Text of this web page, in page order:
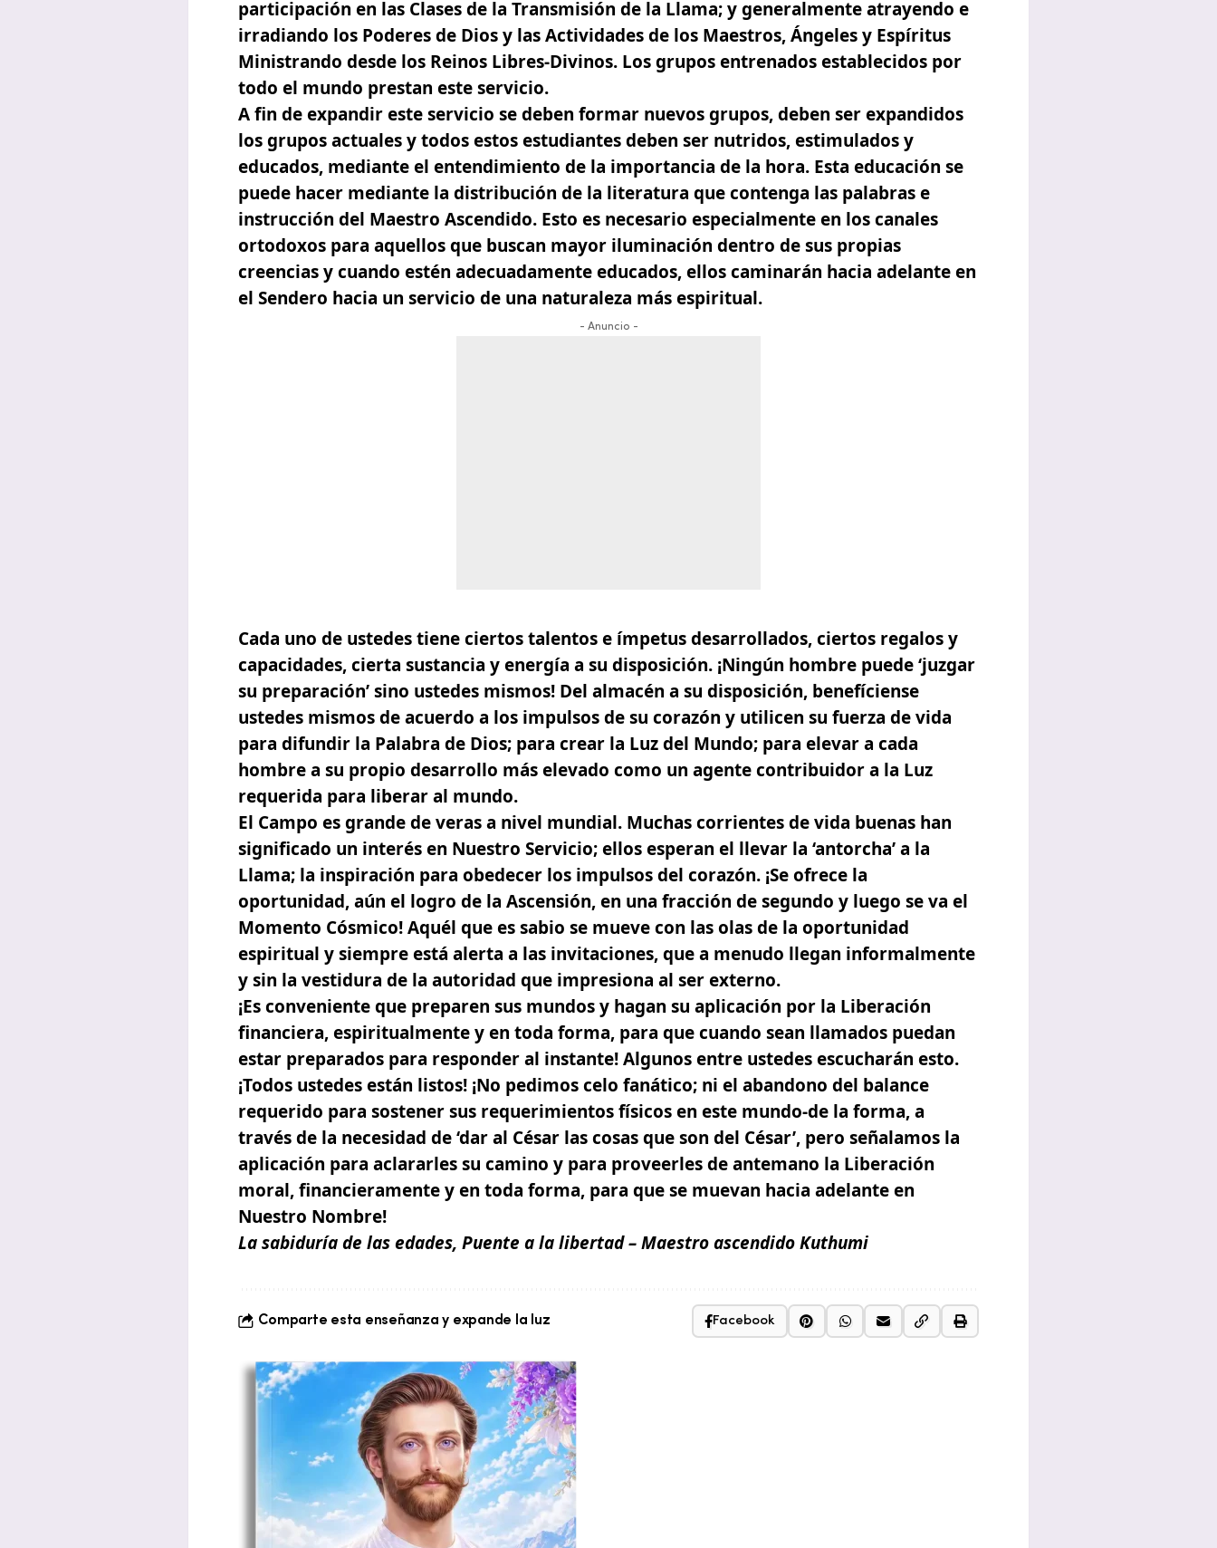
participación en las Clases de la Transmisión de la Llama;y generalmente atrayendo e
irradiando los Poderes de Dios y las Actividades de los Maestros, Ángeles y Espíritus
Ministrando desde los Reinos Libres-Divinos. Los grupos entrenados establecidos por
todo el mundo prestan este servicio.
A fin de expandir este servicio se deben formar nuevos grupos, deben ser expandidos
los grupos actuales y todos estos estudiantes deben ser nutridos, estimulados y
educados, mediante el entendimiento de la importancia de la hora.Esta educación se
puede hacer mediante la distribución de la literatura que contenga las palabras e
instrucción del Maestro Ascendido.Esto es necesario especialmente en los canales
ortodoxos para aquellos que buscan mayor iluminación dentro de sus propias
creencias y cuando estén adecuadamente educados, ellos caminarán hacia adelante en
el Sendero hacia un servicio de una naturaleza más espiritual.
- Anuncio -
Cada uno de ustedes tiene ciertos talentos e ímpetus desarrollados, ciertos regalos y
capacidades, cierta sustancia y energía a su disposición. ¡Ningún hombre puede ‘juzgar
su preparación’ sino ustedes mismos!Del almacén a su disposición, benefíciense
ustedes mismos de acuerdo a los impulsos de su corazón y utilicen su fuerza de vida
para difundir la Palabra de Dios; para crear la Luz del Mundo; para elevar a cada
hombre a su propio desarrollo más elevado como un agente contribuidor a la Luz
requerida para liberar al mundo.
El Campo es grande de veras a nivel mundial. Muchas corrientes de vida buenas han
significado un interés en Nuestro Servicio; ellos esperan el llevar la ‘antorcha’ a la
Llama; la inspiración para obedecer los impulsos del corazón. ¡Se ofrece la
oportunidad, aún el logro de la Ascensión, en una fracción de segundo y luego se va el
Momento Cósmico! Aquél que es sabio se mueve con las olas de la oportunidad
espiritual y siempre está alerta a las invitaciones, que a menudo llegan informalmente
y sin la vestidura de la autoridad que impresiona al ser externo.
¡Es conveniente que preparen sus mundos y hagan su aplicación por la Liberación
financiera, espiritualmente y en toda forma, para que cuando sean llamados puedan
estar preparados para responder al instante! Algunos entre ustedes escucharán esto.
¡Todos ustedes están listos! ¡No pedimos celo fanático;ni el abandono del balance
requerido para sostener sus requerimientos físicos en este mundo-de la forma, a
través de la necesidad de ‘dar al César las cosas que son del César’, pero señalamos la
aplicación para aclararles su camino y para proveerles de antemano la Liberación
moral, financieramente y en toda forma, para que se muevan hacia adelante en
Nuestro Nombre!
La sabiduría de las edades, Puente a la libertad – Maestro ascendido Kuthumi
Comparte esta enseñanza y expande la luz Facebook